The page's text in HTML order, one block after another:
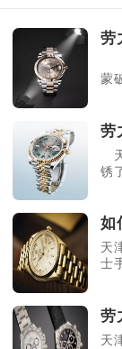
劳
蒙
劳
锈
如
天
士
劳
天